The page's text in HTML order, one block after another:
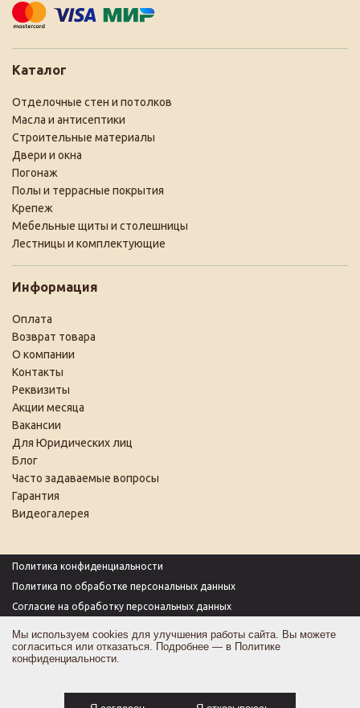
Каталог
Отделочные стен и потолков
Масла и антисептики
Строительные материалы
Двери и окна
Погонаж
Полы и террасные покрытия
Крепеж
Мебельные щиты и столешницы
Лестницы и комплектующие
Информация
Оплата
Возврат товара
О компании
Контакты
Реквизиты
Акции месяца
Вакансии
Для Юридических лиц
Блог
Часто задаваемые вопросы
Гарантия
Видеогалерея
Политика конфиденциальности
Политика по обработке персональных данных
Согласие на обработку персональных данных
Согласие на получение рекламы
Оферта
Мы используем cookies для улучшения работы сайта. Вы можете
согласиться или отказаться. Подробнее — в Политике
конфиденциальности.